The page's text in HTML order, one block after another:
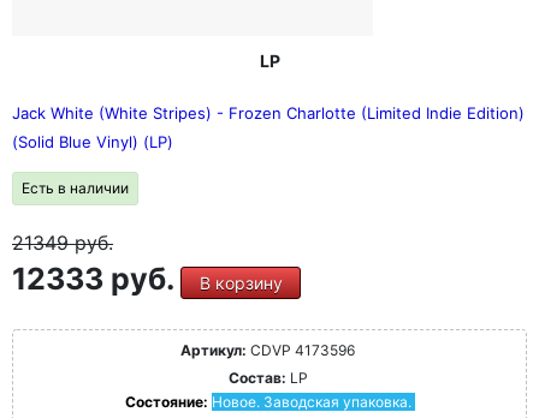
LP
Jack White (White Stripes) - Frozen Charlotte (Limited Indie Edition)
(Solid Blue Vinyl) (LP)
Есть в наличии
21349руб.
12333 руб. В корзину
Артикул: CDVP 4173596
Состав: LP
Состояние: Новое. Заводская упаковка.